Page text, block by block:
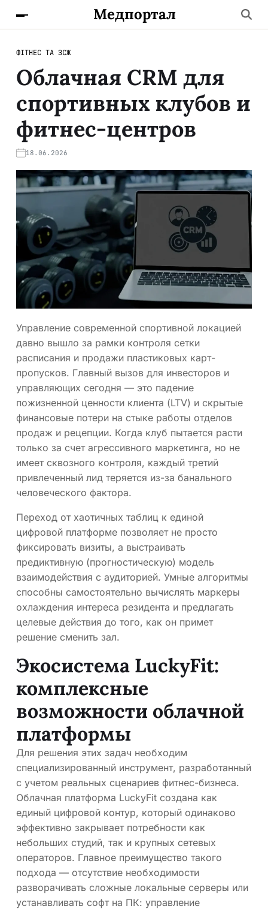
Медпортал
ФІТНЕС ТА ЗСЖ
Облачная CRM для
спортивных клубов и
фитнес-центров
18.06.2026
Управление современной спортивной локацией
давно вышло за рамки контроля сетки
расписания и продажи пластиковых карт-
пропусков. Главный вызов для инвесторов и
управляющих сегодня — это падение
пожизненной ценности клиента (LTV) и скрытые
финансовые потери на стыке работы отделов
продаж и рецепции. Когда клуб пытается расти
только за счет агрессивного маркетинга, но не
имеет сквозного контроля, каждый третий
привлеченный лид теряется из-за банального
человеческого фактора.
Переход от хаотичных таблиц к единой
цифровой платформе позволяет не просто
фиксировать визиты, а выстраивать
предиктивную (прогностическую) модель
взаимодействия с аудиторией. Умные алгоритмы
способны самостоятельно вычислять маркеры
охлаждения интереса резидента и предлагать
целевые действия до того, как он примет
решение сменить зал.
Экосистема LuckyFit:
комплексные
возможности облачной
платформы
Для решения этих задач необходим
специализированный инструмент, разработанный
с учетом реальных сценариев фитнес-бизнеса.
Облачная платформа LuckyFit создана как
единый цифровой контур, который одинаково
эффективно закрывает потребности как
небольших студий, так и крупных сетевых
операторов. Главное преимущество такого
подхода — отсутствие необходимости
разворачивать сложные локальные серверы или
устанавливать софт на ПК: управление